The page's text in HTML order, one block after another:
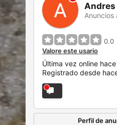
Andres
Anuncios
0.0
Valore este usario
Última vez online
Registrado desde
Perfil de